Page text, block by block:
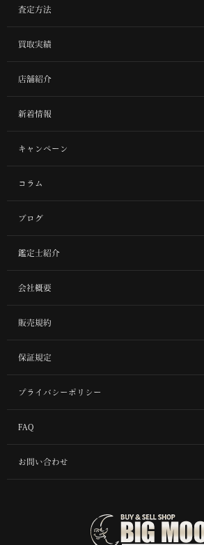
査定方法
買取実績
店舗紹介
新着情報
キャンペーン
コラム
ブログ
鑑定士紹介
会社概要
販売規約
保証規定
プライバシーポリシー
FAQ
お問い合わせ